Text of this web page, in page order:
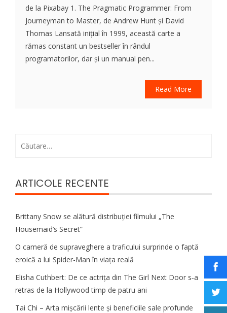
de la Pixabay 1. The Pragmatic Programmer: From
Journeyman to Master, de Andrew Hunt și David
Thomas Lansată inițial în 1999, această carte a
rămas constant un bestseller în rândul
programatorilor, dar și un manual pen...
Read More
ARTICOLE RECENTE
Brittany Snow se alătură distribuției filmului „The
Housemaid’s Secret”
O cameră de supraveghere a traficului surprinde o faptă
eroică a lui Spider-Man în viața reală
Elisha Cuthbert: De ce actrița din The Girl Next Door s‑a
retras de la Hollywood timp de patru ani
Tai Chi – Arta mișcării lente și beneficiile sale profunde